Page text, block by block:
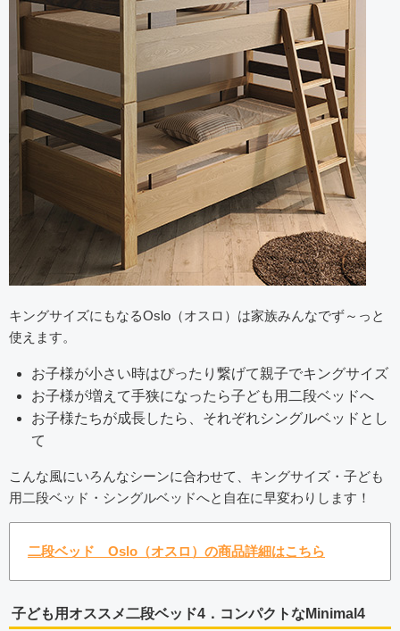
キングサイズにもなるOslo（オスロ）は家族みんなでず～っと
使えます。
お子様が小さい時はぴったり繋げて親子でキングサイズ
お子様が増えて手狭になったら子ども用二段ベッドへ
お子様たちが成長したら、それぞれシングルベッドとし
て
こんな風にいろんなシーンに合わせて、キングサイズ・子ども
用二段ベッド・シングルベッドへと自在に早変わりします！
二段ベッド Oslo（オスロ）の商品詳細はこちら
子ども用オススメ二段ベッド4．コンパクトなMinimal4